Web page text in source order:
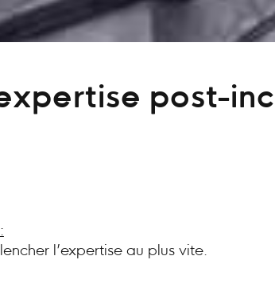
post-
l’expertise au plus vite.